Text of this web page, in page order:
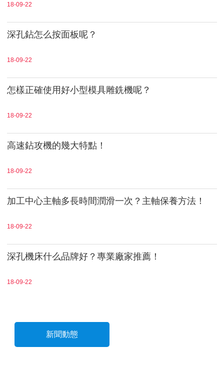
18-09-22
深孔鉆怎么按面板呢？
18-09-22
怎樣正確使用好小型模具雕銑機呢？
18-09-22
高速鉆攻機的幾大特點！
18-09-22
加工中心主軸多長時間潤滑一次？主軸保養方法！
18-09-22
深孔機床什么品牌好？專業廠家推薦！
18-09-22
新聞動態